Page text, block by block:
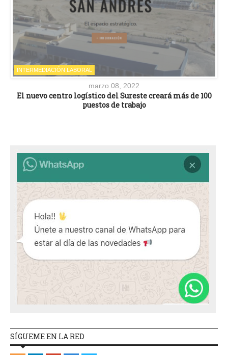
INTERMEDIACIÓN LABORAL
marzo 08, 2022
El nuevo centro logístico del Sureste creará más de 100
puestos de trabajo
SÍGUEME EN LA RED